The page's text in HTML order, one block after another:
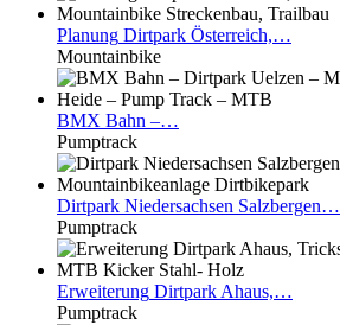
Planung Dirtpark Österreich,…
Mountainbike
BMX Bahn –…
Pumptrack
Dirtpark Niedersachsen Salzbergen…
Pumptrack
Erweiterung Dirtpark Ahaus,…
Pumptrack